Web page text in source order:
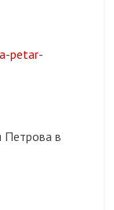
petar-
Петрова в